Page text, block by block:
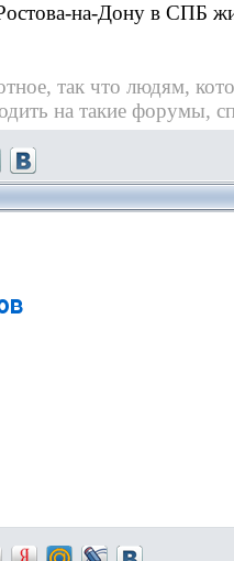
на-Дону в СПБ
, так что людям,
на такие форумы,